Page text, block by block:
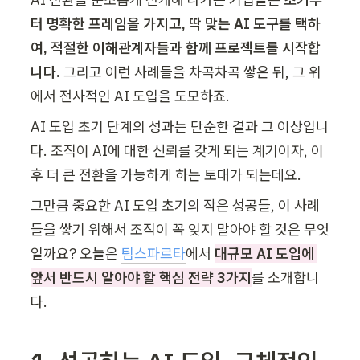
터 명확한 프레임을 가지고, 딱 맞는 AI 도구를 택하
여, 적절한 이해관계자들과 함께 프로젝트를 시작합
니다. 그리고 이런 사례들을 차곡차곡 쌓은 뒤, 그 위
에서 전사적인 AI 도입을 도모하죠.
AI 도입 초기 단계의 성과는 단순한 결과 그 이상입니
다. 조직이 AI에 대한 신뢰를 갖게 되는 계기이자, 이
후 더 큰 전환을 가능하게 하는 토대가 되는데요.
그만큼 중요한 AI 도입 초기의 작은 성공들, 이 사례
들을 쌓기 위해서 조직이 꼭 잊지 말아야 할 것은 무엇
일까요? 오늘은 팀스파르타에서 대규모 AI 도입에
앞서 반드시 알아야 할 핵심 전략 3가지를 소개합니
다.